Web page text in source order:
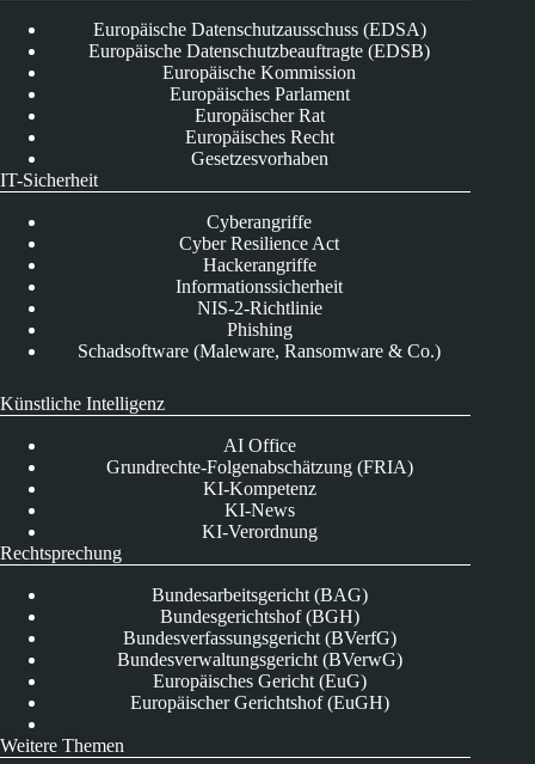
Europäische Datenschutzausschuss (EDSA)
Europäische Datenschutzbeauftragte (EDSB)
Europäische Kommission
Europäisches Parlament
Europäischer Rat
Europäisches Recht
Gesetzesvorhaben
IT-Sicherheit
Cyberangriffe
Cyber Resilience Act
Hackerangriffe
Informationssicherheit
NIS-2-Richtlinie
Phishing
Schadsoftware (Maleware, Ransomware & Co.)
Künstliche Intelligenz
AI Office
Grundrechte-Folgenabschätzung (FRIA)
KI-Kompetenz
KI-News
KI-Verordnung
Rechtsprechung
Bundesarbeitsgericht (BAG)
Bundesgerichtshof (BGH)
Bundesverfassungsgericht (BVerfG)
Bundesverwaltungsgericht (BVerwG)
Europäisches Gericht (EuG)
Europäischer Gerichtshof (EuGH)
Weitere Themen